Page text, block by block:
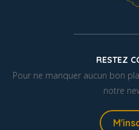
RESTEZ
Pour ne manquer aucun bon
notre